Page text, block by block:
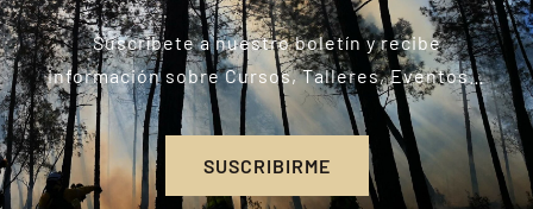
Suscríbete a nuestro boletín y recibe
información sobre Cursos, Talleres, Eventos…
SUSCRIBIRME